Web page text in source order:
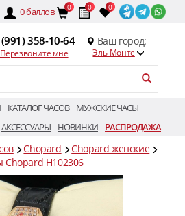
0баллов 0 0 0
358-10-64
Перезвоните мне
Ваш город:
Эль-Монте
КАТАЛОГ ЧАСОВ
МУЖСКИЕ ЧАСЫ
АКСЕССУАРЫ НОВИНКИ РАСПРОДАЖА
Chopard
Chopard женские
Chopard H102306